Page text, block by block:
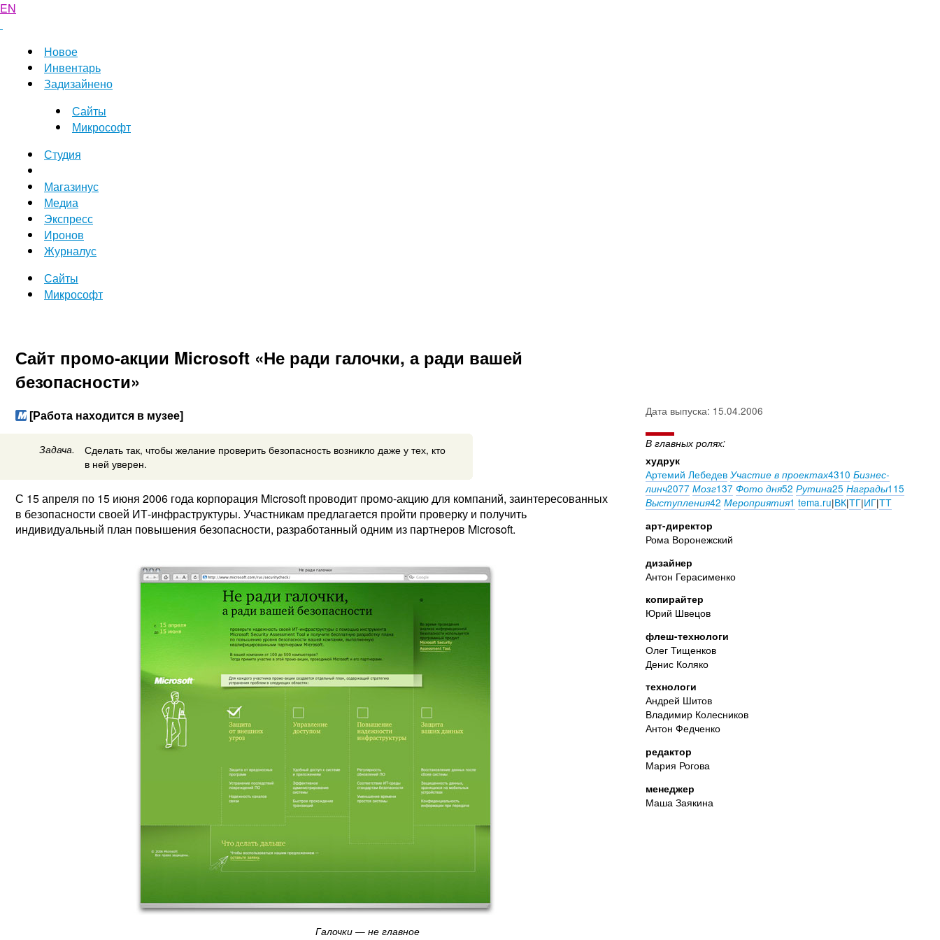
EN
Новое
Инвентарь
Задизайнено
Сайты
Микрософт
Студия
Магазинус
Медиа
Экспресс
Иронов
Журналус
Сайты
Микрософт
Сайт промо-акции Microsoft «Не ради галочки, а ради вашей
безопасности»
[Работа находится в музее]
Задача.
Сделать так, чтобы желание проверить безопасность возникло даже у тех, кто
в ней уверен.
С 15 апреля по 15 июня 2006 года корпорация Microsoft проводит промо-акцию для компаний, заинтересованных
в безопасности своей ИТ-инфраструктуры. Участникам предлагается пройти проверку и получить
индивидуальный план повышения безопасности, разработанный одним из партнеров Microsoft.
Галочки — не главное
Дата выпуска: 15.04.2006
В главных ролях:
худрук
Артемий Лебедев Участие в проектах4310 Бизнес-
линч2077 Мозг137 Фото дня52 Рутина25 Награды115
Выступления42 Мероприятия1 tema.ru|ВК|ТГ|ИГ|ТТ
арт-директор
Рома Воронежский
дизайнер
Антон Герасименко
копирайтер
Юрий Швецов
флеш-технологи
Олег Тищенков
Денис Коляко
технологи
Андрей Шитов
Владимир Колесников
Антон Федченко
редактор
Мария Рогова
менеджер
Маша Заякина